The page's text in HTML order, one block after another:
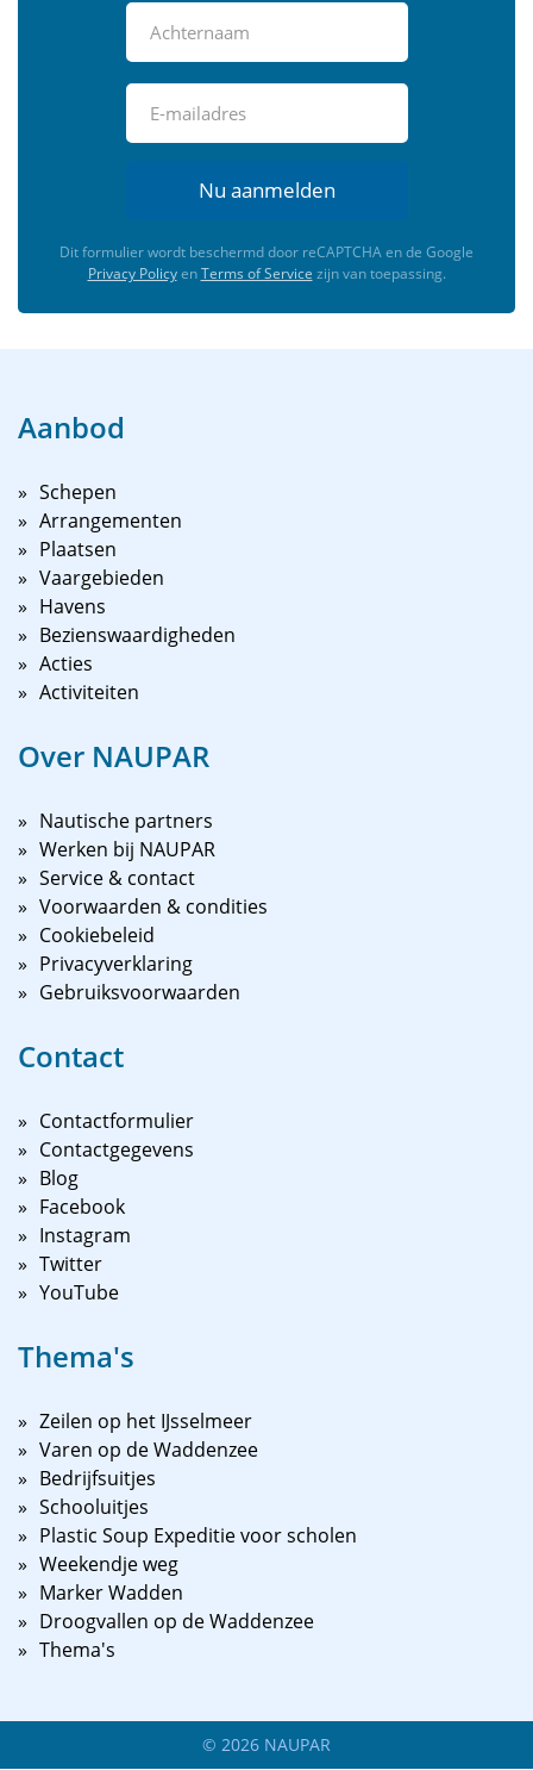
Nu aanmelden
Dit formulier wordt beschermd door reCAPTCHA en de Google
Privacy PolicyenTerms of Service zijn van toepassing.
Aanbod
Schepen
Arrangementen
Plaatsen
Vaargebieden
Havens
Bezienswaardigheden
Acties
Activiteiten
Over NAUPAR
Nautische partners
Werken bij NAUPAR
Service & contact
Voorwaarden & condities
Cookiebeleid
Privacyverklaring
Gebruiksvoorwaarden
Contact
Contactformulier
Contactgegevens
Blog
Facebook
Instagram
Twitter
YouTube
Thema's
Zeilen op het IJsselmeer
Varen op de Waddenzee
Bedrijfsuitjes
Schooluitjes
Plastic Soup Expeditie voor scholen
Weekendje weg
Marker Wadden
Droogvallen op de Waddenzee
Thema's
© 2026 NAUPAR